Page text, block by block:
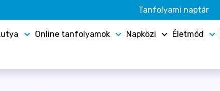
Tanfolyami naptár
Online tanfolyamok Napközi Életmód